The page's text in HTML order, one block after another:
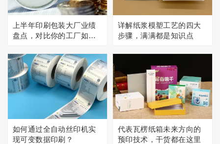
上半年印刷包装大厂业绩
盘点，对比你的工厂如
详解纸浆模塑工艺的四大
步骤，满满都是知识点
如何通过全自动丝印机实
现可变数据印刷？
代表瓦楞纸箱未来方向的
预印技术，干货都在这里